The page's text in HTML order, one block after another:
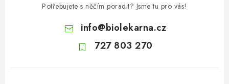
Potřebujete s něčím poradit? Jsme tu pro vás!
info@biolekarna.cz
727 803 270